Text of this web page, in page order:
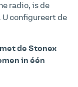
radio, is de
configureert de
de Stonex
in één